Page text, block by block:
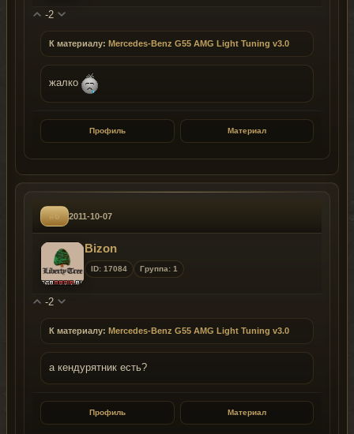
-2
К материалу: Mercedes-Benz G55 AMG Light Tuning v3.0
жалко
Профиль Материал
#6 2011-10-07
Bizon
ID: 17084 Группа: 1
-2
К материалу: Mercedes-Benz G55 AMG Light Tuning v3.0
а кендурятник есть?
Профиль Материал